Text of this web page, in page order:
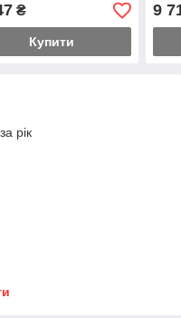
₴
Купити
9
рік